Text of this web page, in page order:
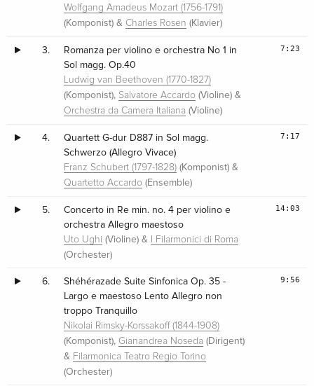
Wolfgang Amadeus Mozart (1756-1791)
(Komponist) & Charles Rosen (Klavier)
3.
Romanza per violino e orchestra No 1 in
Sol magg. Op.40
Ludwig van Beethoven (1770-1827)
(Komponist), Salvatore Accardo (Violine) &
Orchestra da Camera Italiana (Violine)
7:23
4.
Quartett G-dur D887 in Sol magg.
Schwerzo (Allegro Vivace)
Franz Schubert (1797-1828) (Komponist) &
Quartetto Accardo (Ensemble)
7:17
5.
Concerto in Re min. no. 4 per violino e
orchestra Allegro maestoso
Uto Ughi (Violine) & I Filarmonici di Roma
(Orchester)
14:03
6.
Shéhérazade Suite Sinfonica Op. 35 -
Largo e maestoso Lento Allegro non
troppo Tranquillo
Nikolai Rimsky-Korssakoff (1844-1908)
(Komponist), Gianandrea Noseda (Dirigent)
& Filarmonica Teatro Regio Torino
(Orchester)
9:56